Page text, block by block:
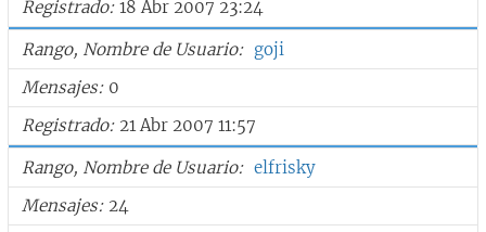
Registrado 18 Abr 2007 23:24
Rango, Nombre de Usuario
goji
Mensajes 0
Registrado 21 Abr 2007 11:57
Rango, Nombre de Usuario
elfrisky
Mensajes 24